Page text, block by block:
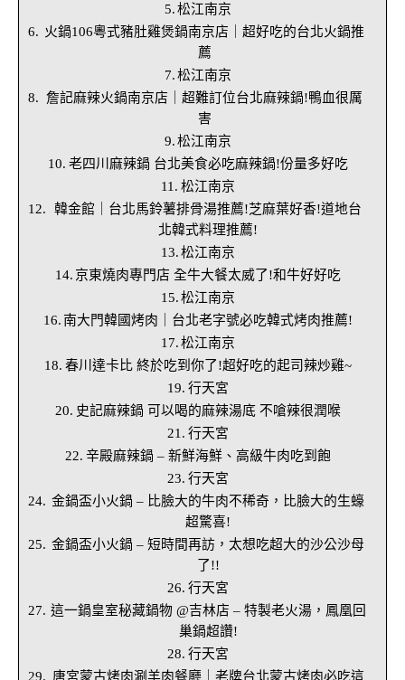
松江南京
火鍋106粵式豬肚雞煲鍋南京店｜超好吃的台北火鍋推
薦
松江南京
詹記麻辣火鍋南京店｜超難訂位台北麻辣鍋!鴨血很厲
害
松江南京
老四川麻辣鍋 台北美食必吃麻辣鍋!份量多好吃
松江南京
韓金館｜台北馬鈴薯排骨湯推薦!芝麻葉好香!道地台
北韓式料理推薦!
松江南京
京東燒肉專門店 全牛大餐太威了!和牛好好吃
松江南京
南大門韓國烤肉｜台北老字號必吃韓式烤肉推薦!
松江南京
春川達卡比 終於吃到你了!超好吃的起司辣炒雞~
行天宮
史記麻辣鍋 可以喝的麻辣湯底 不嗆辣很潤喉
行天宮
辛殿麻辣鍋 – 新鮮海鮮、高級牛肉吃到飽
行天宮
金鍋盃小火鍋 – 比臉大的牛肉不稀奇，比臉大的生蠔
超驚喜!
金鍋盃小火鍋 – 短時間再訪，太想吃超大的沙公沙母
了!!
行天宮
這一鍋皇室秘藏鍋物 @吉林店 – 特製老火湯，鳳凰回
巢鍋超讚!
行天宮
唐宮蒙古烤肉涮羊肉餐廳｜老牌台北蒙古烤肉必吃這